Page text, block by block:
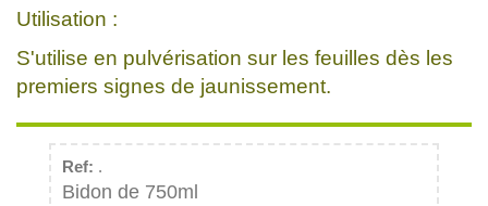
Utilisation :
S'utilise en pulvérisation sur les feuilles dès les
premiers signes de jaunissement.
Ref: .
Bidon de 750ml